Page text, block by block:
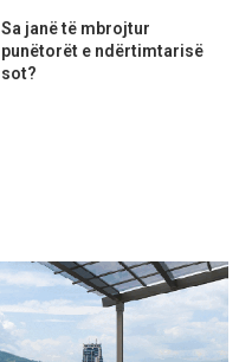
Sa janë të mbrojtur
punëtorët e ndërtimtarisë
sot?